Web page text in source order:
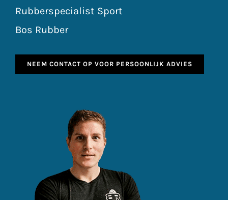
Rubberspecialist Sport
Bos Rubber
NEEM CONTACT OP VOOR PERSOONLIJK ADVIES